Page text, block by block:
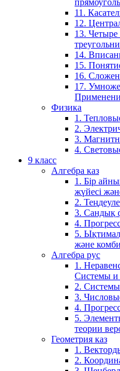
11.
12.
13. Четыре
14.
15.
16.
17.
Физика
1.
2.
3.
4.
9 класс
Алгебра каз
1. Бір
жүйесі
2.
3. Сандық
4.
5.
және
Алгебра рус
1.
Системы и
2.
3.
4.
5.
теории
Геометрия каз
1.
2.